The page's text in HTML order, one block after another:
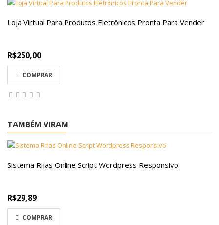
Loja Virtual Para Produtos Eletrônicos Pronta Para Vender
R$250,00
COMPRAR
TAMBÉM VIRAM
Sistema Rifas Online Script Wordpress Responsivo
R$29,89
COMPRAR